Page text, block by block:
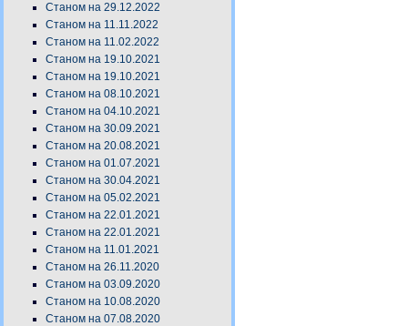
Станом на 29.12.2022
Станом на 11.11.2022
Станом на 11.02.2022
Станом на 19.10.2021
Станом на 19.10.2021
Станом на 08.10.2021
Станом на 04.10.2021
Станом на 30.09.2021
Станом на 20.08.2021
Станом на 01.07.2021
Станом на 30.04.2021
Станом на 05.02.2021
Станом на 22.01.2021
Станом на 22.01.2021
Станом на 11.01.2021
Станом на 26.11.2020
Станом на 03.09.2020
Станом на 10.08.2020
Станом на 07.08.2020